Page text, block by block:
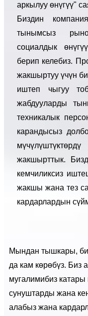
аркылуу өнүгүү"
Биздин
тынымсыз
социалдык
берип келебиз.
жакшыртуу үчүн
иштеп чыгуу
жабдууларды
техникалык
карандысыз
жакшырттык.
кемчиликсиз
жакшы жана тез
кардарлардын
Мындан тышкары,
да кам көрөбүз. Биз
мугалимибиз катары
сунуштарды жана
алабыз жана